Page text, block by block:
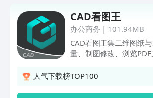
件，助你快速浏览和管理大量的CAD图纸
率。
CAD看图王
办公商务 | 101.94MB
CAD看图王集二维图纸
量、制图修改、浏览
1亿+。支持三维建模、机
人气下载榜TOP100